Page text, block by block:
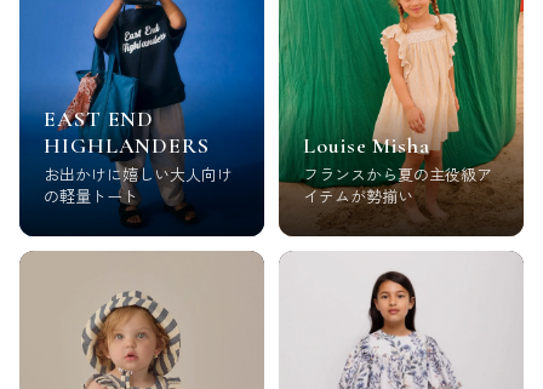
EAST END
HIGHLANDERS
お出かけに嬉しい大人向け
の軽量トート
Louise Misha
フランスから夏の主役級ア
イテムが勢揃い